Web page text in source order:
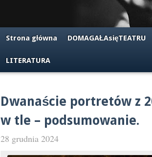
Strona główna DOMAGAŁAsięTEATRU
LITERATURA
Dwanaście portretów z
w tle – podsumowanie.
28 grudnia 2024